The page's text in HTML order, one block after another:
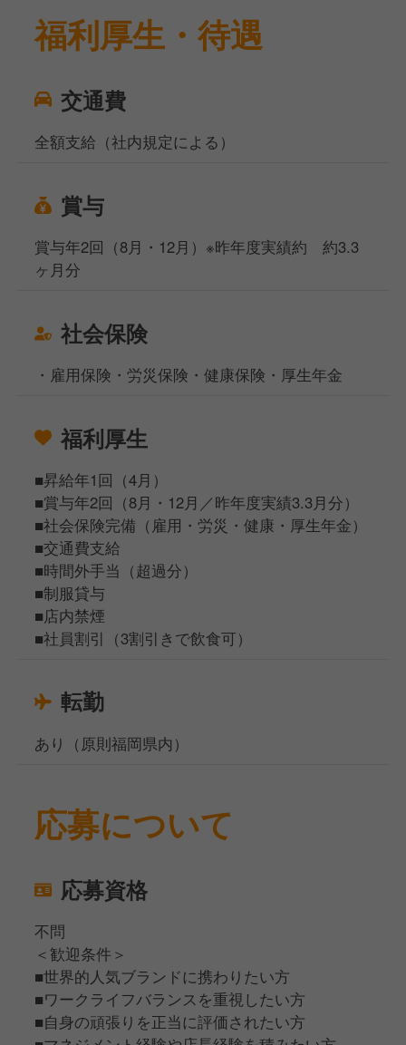
福利厚生・待遇
交通費
全額支給（社内規定による）
賞与
賞与年2回（8月・12月）※昨年度実績約 約3.3
ヶ月分
社会保険
・雇用保険・労災保険・健康保険・厚生年金
福利厚生
■昇給年1回（4月）
■賞与年2回（8月・12月／昨年度実績3.3月分）
■社会保険完備（雇用・労災・健康・厚生年金）
■交通費支給
■時間外手当（超過分）
■制服貸与
■店内禁煙
■社員割引（3割引きで飲食可）
転勤
あり（原則福岡県内）
応募について
応募資格
不問
＜歓迎条件＞
■世界的人気ブランドに携わりたい方
■ワークライフバランスを重視したい方
■自身の頑張りを正当に評価されたい方